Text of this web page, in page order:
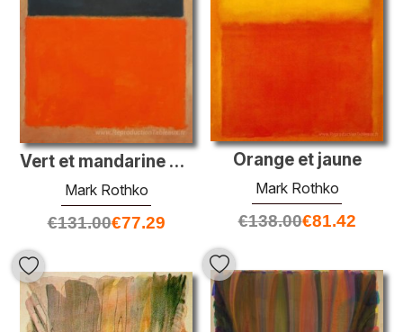
Vert et mandarine sur le rouge
Mark Rothko
€131.00€77.29
Orange et jaune
Mark Rothko
€138.00€81.42